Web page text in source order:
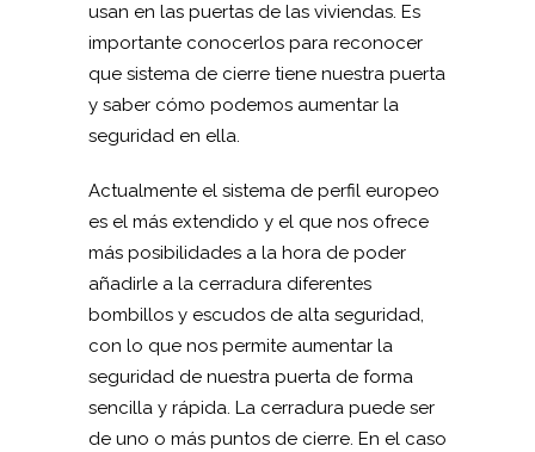
usan en las puertas de las viviendas. Es
importante conocerlos para reconocer
que sistema de cierre tiene nuestra puerta
y saber cómo podemos aumentar la
seguridad en ella.
Actualmente el sistema de perfil europeo
es el más extendido y el que nos ofrece
más posibilidades a la hora de poder
añadirle a la cerradura diferentes
bombillos y escudos de alta seguridad,
con lo que nos permite aumentar la
seguridad de nuestra puerta de forma
sencilla y rápida. La cerradura puede ser
de uno o más puntos de cierre. En el caso